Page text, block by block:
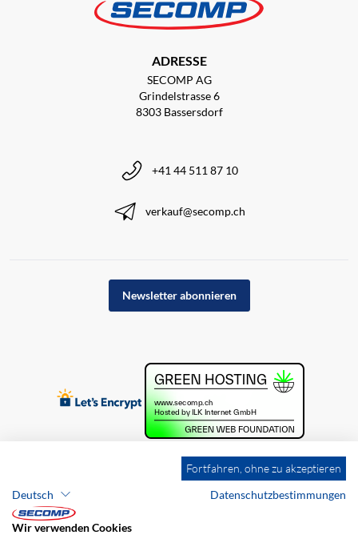
ADRESSE
SECOMP AG
Grindelstrasse 6
8303 Bassersdorf
+41 44 511 87 10
verkauf@secomp.ch
Newsletter abonnieren
Fortfahren, ohne zu akzeptieren
Deutsch
Datenschutzbestimmungen
Wir verwenden Cookies